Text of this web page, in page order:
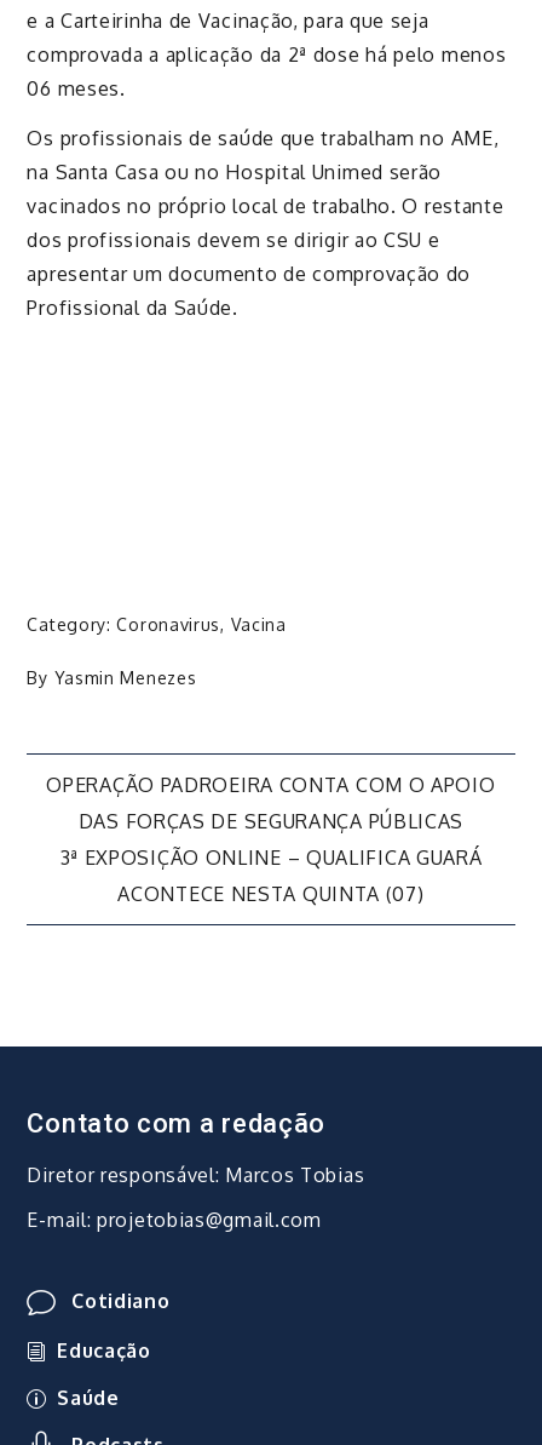
e a Carteirinha de Vacinação, para que seja
comprovada a aplicação da 2ª dose há pelo menos
06 meses.
Os profissionais de saúde que trabalham no AME,
na Santa Casa ou no Hospital Unimed serão
vacinados no próprio local de trabalho. O restante
dos profissionais devem se dirigir ao CSU e
apresentar um documento de comprovação do
Profissional da Saúde.
Category:Coronavirus, Vacina
By Yasmin Menezes
Navegação
de
Post
OPERAÇÃO PADROEIRA CONTA COM O APOIO
DAS FORÇAS DE SEGURANÇA PÚBLICAS
3ª EXPOSIÇÃO ONLINE – QUALIFICA GUARÁ
ACONTECE NESTA QUINTA (07)
Contato com a redação
Diretor responsável: Marcos Tobias
E-mail: projetobias@gmail.com
Cotidiano
Educação
Saúde